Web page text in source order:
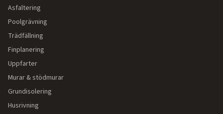
Asfaltering
Poolgrävning
Trädfällning
Finplanering
Uppfarter
Murar & stödmurar
Grundisolering
Husrivning